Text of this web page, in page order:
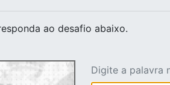
ao desafio abaixo.
Digite a palavra